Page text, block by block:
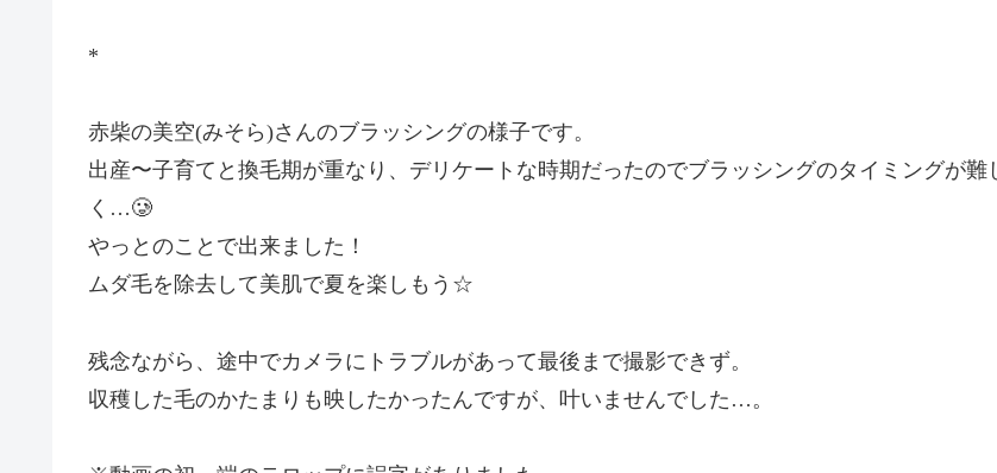
*
赤柴の美空(みそら)さんのブラッシングの様子です。
出産〜子育てと換毛期が重なり、デリケートな時期だったのでブラッシングのタイミングが難
く…🥲
やっとのことで出来ました！
ムダ毛を除去して美肌で夏を楽しもう☆
残念ながら、途中でカメラにトラブルがあって最後まで撮影できず。
収穫した毛のかたまりも映したかったんですが、叶いませんでした…。